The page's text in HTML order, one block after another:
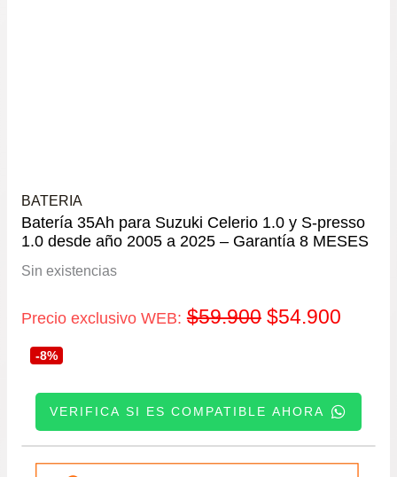
BATERIA
Batería 35Ah para Suzuki Celerio 1.0 y S-presso
1.0 desde año 2005 a 2025 – Garantía 8 MESES
Sin existencias
Precio exclusivo WEB: $59.900 El
original
era:
$59.900.
$54.900El
actual
es:
-8%
VERIFICA SI ES COMPATIBLE AHORA